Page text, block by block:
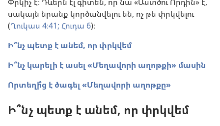
սակայն նրանք կործանվելու են, ոչ թե փրկվելու
(Ղուկաս 4։41; Հուդա 6)։
Ի՞նչ պետք է անեմ, որ փրկվեմ
Ի՞նչ կարելի է ասել «Մեղավորի աղոթքի» մասին
Որտեղի՞ց է ծագել «Մեղավորի աղոթքը»
Ի՞նչ պետք է անեմ, որ փրկվեմ